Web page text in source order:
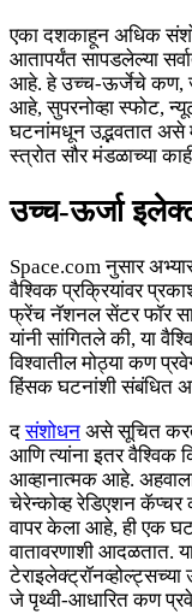
एका दशकाहून अधिक
आतापर्यंत सापडलेल्या
आहे. हे उच्च-ऊर्जेचे कण,
आहे, सुपरनोव्हा स्फोट,
घटनांमधून उद्भवतात असे
स्त्रोत सौर मंडळाच्या
उच्च-ऊर्जा
Space.com नुसार
वैश्विक प्रक्रियांवर
फ्रेंच नॅशनल सेंटर फॉर
यांनी सांगितले की, या
विश्वातील मोठ्या कण
हिंसक घटनांशी संबंधित
दसंशोधन असे सूचित करते
आणि त्यांना इतर वैश्विक
आव्हानात्मक आहे.
चेरेन्कोव्ह रेडिएशन कॅप्चर
वापर केला आहे, ही एक
वातावरणाशी आदळतात.
जे पृथ्वी-आधारित कण